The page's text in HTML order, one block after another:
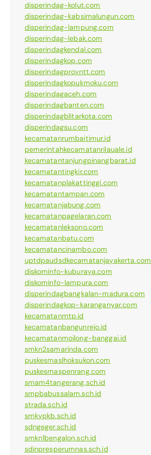
disperindag-kolut.com
disperindag-kabsimalungun.com
disperindag-lampung.com
disperindag-lebak.com
disperindagkendal.com
disperindagkop.com
disperindagprovntt.com
disperindagkopukmoku.com
disperindagaceh.com
disperindagbanten.com
disperindagblitarkota.com
disperindagsu.com
kecamatanrumbaitimur.id
pemerintahkecamatanrilauale.id
kecamatantanjungpinangbarat.id
kecamatantingkir.com
kecamatanplakattinggi.com
kecamatantampan.com
kecamatanjabung.com
kecamatanpagelaran.com
kecamatanleksono.com
kecamatanbatu.com
kecamatancinambo.com
uptdpaudsdkecamatanjayakerta.com
diskominfo-kuburaya.com
diskominfo-lampura.com
disperindagbangkalan-madura.com
disperindagkop-karanganyar.com
kecamatanmtp.id
kecamatanbangunrejo.id
kecamatanmoilong-banggai.id
smkn2samarinda.com
puskesmaslhoksukon.com
puskesmaspenrang.com
smam4tangerang.sch.id
smpbabussalam.sch.id
strada.sch.id
smkypkb.sch.id
sdngeger.sch.id
smkn1bengalon.sch.id
sdinpresperumnas.sch.id